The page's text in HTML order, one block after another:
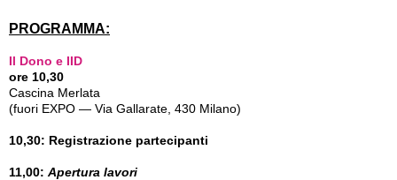
PROGRAMMA:
Il Dono e IID
ore 10,30
Cascina Merlata
(fuori EXPO — Via Gallarate, 430 Milano)
10,30: Registrazione partecipanti
11,00: Apertura lavori